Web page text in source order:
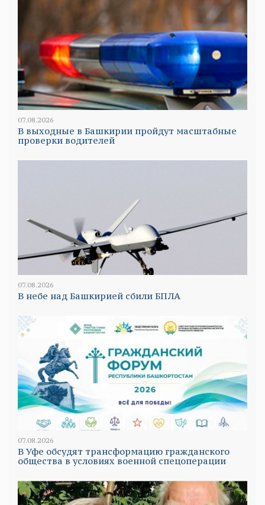
07.08.2026
В выходные в Башкирии пройдут масштабные
проверки водителей
07.08.2026
В небе над Башкирией сбили БПЛА
07.08.2026
В Уфе обсудят трансформацию гражданского
общества в условиях военной спецоперации